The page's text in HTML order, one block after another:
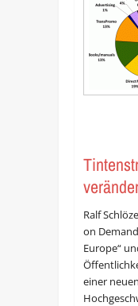
Ralf
on
Europe“
einer